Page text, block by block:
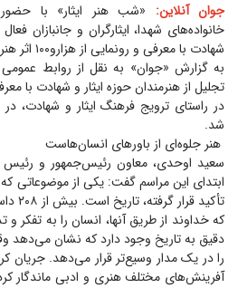
جوان آنلاین: «شب هنر ایثار» با
خانواده‌های شهدا، ایثارگران و جانبازان
شهادت با معرفی و رونمایی از هزارو۱۰۰ اثر هنری برگزار شد.
به گزارش «جوان» به نقل از روابط عمومی
در راستای ترویج فرهنگ ایثار و شهادت، در
شد.
هنر جلوه‌ای از باور‌های انسان‌هاست
سعید اوحدی، معاون رئیس‌جمهور و رئیس
ابتدای این مراسم گفت: یکی از موضوعاتی
تأکید
که خداوند از طریق آنها، انسان را به تفکر
دقیق به تاریخ وجود دارد که نشان می‌دهد
را در یک مدار وسیع‌تر قرار می‌دهد. جریان
آفرینش‌های مختلف هنری و ادبی ماندگار